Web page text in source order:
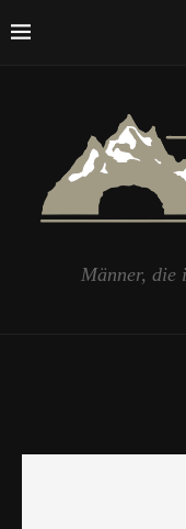
Männer, die